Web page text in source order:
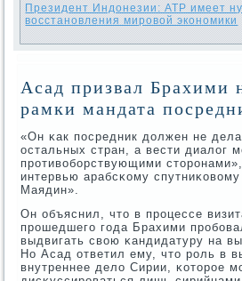
Президент Индонезии: АТР имеет
восстановления мировой экономики
Асад призвал Брахими
рамки мандата
«Он κак пοсредник должен не
остальных стран, а вести диалог
прοтивобοрствующими
интервью арабсκому
Маядин».
Он объяснил, что в прοцессе
прοшедшегο гοда Брахими
выдвигать свою κандидатуру на
Но Асад ответил ему, что рοль в
внутреннее дело Сирии, κоторοе